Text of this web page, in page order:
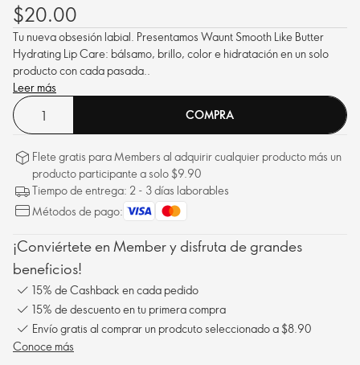
$20.00
Tu nueva obsesión labial. Presentamos Waunt Smooth Like Butter
Hydrating Lip Care: bálsamo, brillo, color e hidratación en un solo
producto con cada pasada..
Leer más
COMPRA
Flete gratis para Members al adquirir cualquier producto más un
producto participante a solo $9.90
Tiempo de entrega: 2 - 3 días laborables
Métodos de pago:
¡Conviértete en Member y disfruta de grandes
beneficios!
15% de Cashback en cada pedido
15% de descuento en tu primera compra
Envío gratis al comprar un prodcuto seleccionado a $8.90
Conoce más